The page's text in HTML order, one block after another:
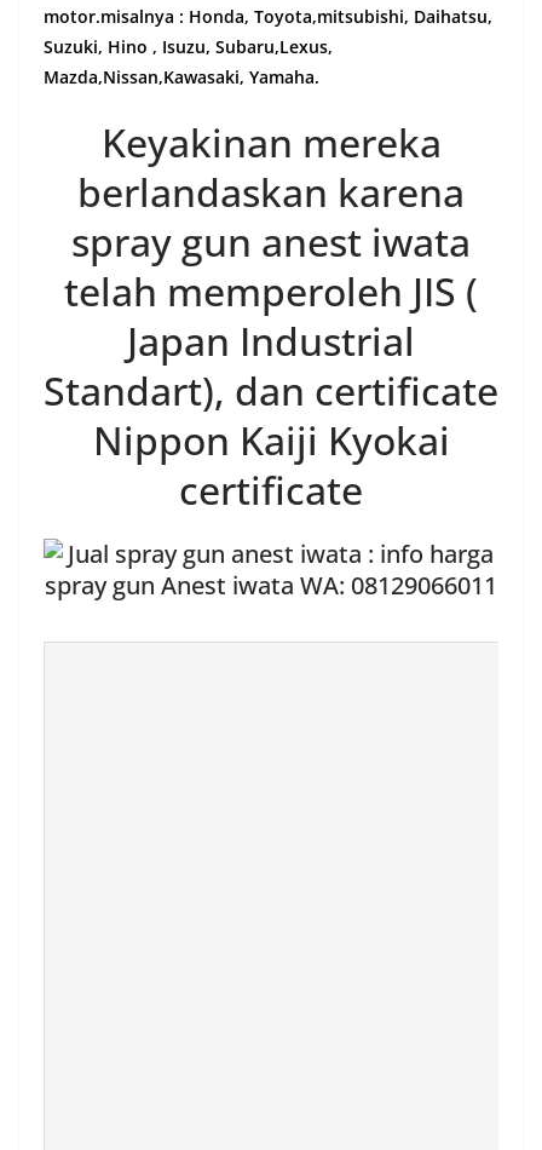
motor.misalnya : Honda, Toyota,mitsubishi, Daihatsu,
Suzuki, Hino , Isuzu, Subaru,Lexus,
Mazda,Nissan,Kawasaki, Yamaha.
Keyakinan mereka
berlandaskan karena
spray gun anest iwata
telah memperoleh JIS (
Japan Industrial
Standart), dan certificate
Nippon Kaiji Kyokai
certificate